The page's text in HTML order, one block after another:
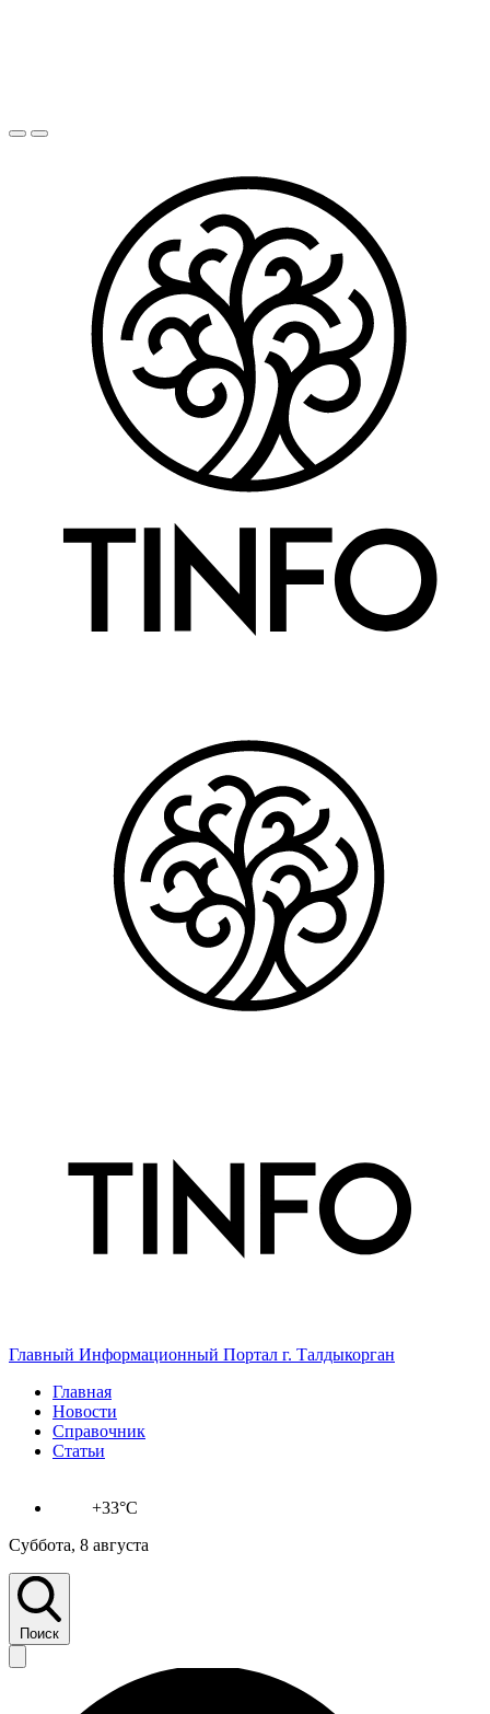
Главный Информационный Портал г. Талдыкорган
Главная
Новости
Справочник
Статьи
+33°C
Суббота, 8 августа
Поиск